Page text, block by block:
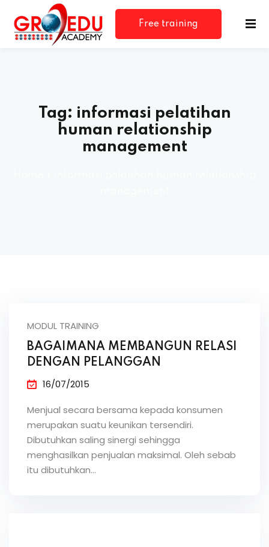
Free training
Tag: informasi pelatihan
human relationship
management
MODUL TRAINING
BAGAIMANA MEMBANGUN RELASI
DENGAN PELANGGAN
16/07/2015
Menjual secara bersama kepada konsumen
merupakan suatu keunikan tersendiri.
Dibutuhkan saling sinergi sehingga
menghasilkan penjualan maksimal. Oleh sebab
itu dibutuhkan…